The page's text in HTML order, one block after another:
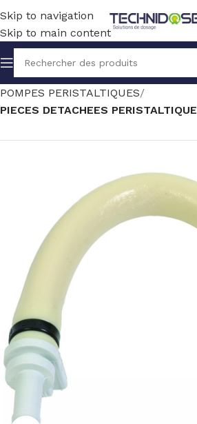
Skip to navigation
Skip to main content
Accueil TRAITEMENT EAU DOSAGE
POMPES PERISTALTIQUES
PIECES DETACHEES PERISTALTIQUE